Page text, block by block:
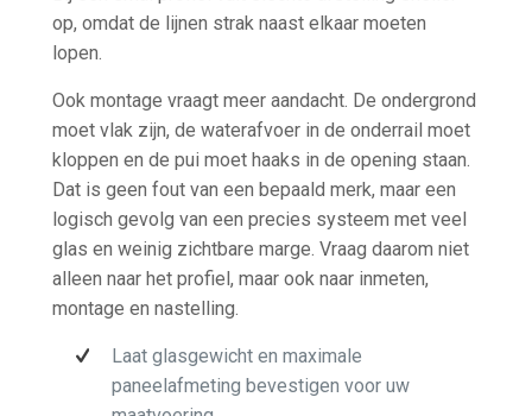
op, omdat de lijnen strak naast elkaar moeten
lopen.
Ook montage vraagt meer aandacht. De ondergrond
moet vlak zijn, de waterafvoer in de onderrail moet
kloppen en de pui moet haaks in de opening staan.
Dat is geen fout van een bepaald merk, maar een
logisch gevolg van een precies systeem met veel
glas en weinig zichtbare marge. Vraag daarom niet
alleen naar het profiel, maar ook naar inmeten,
montage en nastelling.
Laat glasgewicht en maximale
paneelafmeting bevestigen voor uw